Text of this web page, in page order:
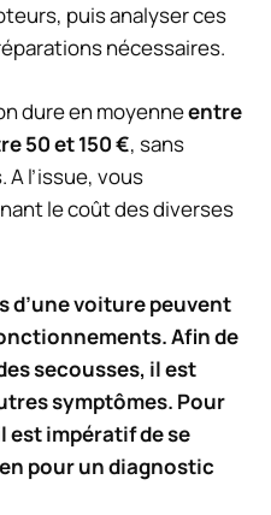
puis analyser ces
nécessaires.
dure en moyenneentre
50 et 150 €, sans
l’issue, vous
le coût des diverses
d’une voiture peuvent
Afin de
secousses, il est
symptômes. Pour
est impératif de se
pour un diagnostic